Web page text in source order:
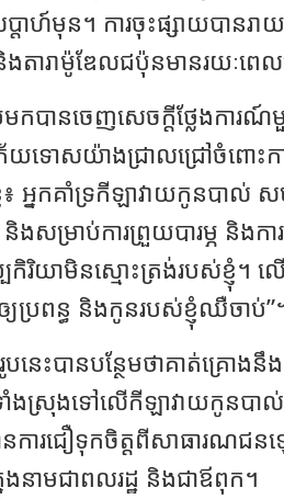
ាហ៍មុន។ ការចុះផ្សាយបានរា
ងតារាម៉ូឌែលជប៉ុនមានរយៈពេ
កបានចេញសេចក្តីថ្លែងការ
យទោសយ៉ាងជ្រាលជ្រៅចំពោះក
ញុំ៖ អ្នកគាំទ្រកីឡាវាយកូនបាល់
និងសម្រាប់ការព្រួយបារម្ភ និងក
កិរិយាមិនស្មោះត្រង់របស់ខ្ញុំ។
ឲ្យប្រពន្ធ និងកូនរបស់ខ្ញុំឈឺចាប់”
នេះបានបន្ថែមថាគាត់គ្រោងនឹង
ាំងស្រុងទៅលើកីឡាវាយកូនប
នការជឿទុកចិត្តពីសាធារណ
ងនាមជាពលរដ្ឋ និងជាឪពុក។